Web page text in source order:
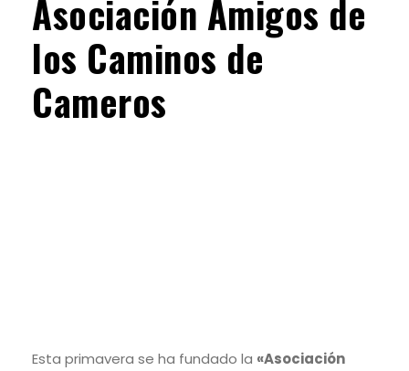
Asociación Amigos de
los Caminos de
Cameros
Esta primavera se ha fundado la «Asociación